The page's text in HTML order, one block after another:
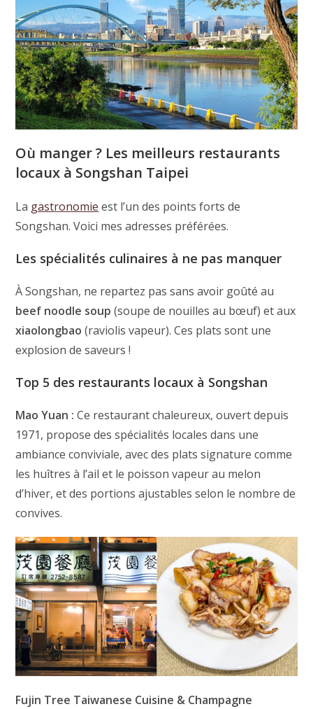
Où manger ? Les meilleurs restaurants
locaux à Songshan Taipei
La gastronomie est l’un des points forts de
Songshan. Voici mes adresses préférées.
Les spécialités culinaires à ne pas manquer
À Songshan, ne repartez pas sans avoir goûté au
beef noodle soup (soupe de nouilles au bœuf) et aux
xiaolongbao (raviolis vapeur). Ces plats sont une
explosion de saveurs !
Top 5 des restaurants locaux à Songshan
Mao Yuan : Ce restaurant chaleureux, ouvert depuis
1971, propose des spécialités locales dans une
ambiance conviviale, avec des plats signature comme
les huîtres à l’ail et le poisson vapeur au melon
d’hiver, et des portions ajustables selon le nombre de
convives.
Fujin Tree Taiwanese Cuisine & Champagne